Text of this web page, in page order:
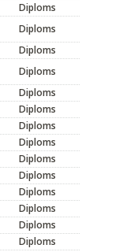
Diploms
Diploms
Diploms
Diploms
Diploms
Diploms
Diploms
Diploms
Diploms
Diploms
Diploms
Diploms
Diploms
Diploms